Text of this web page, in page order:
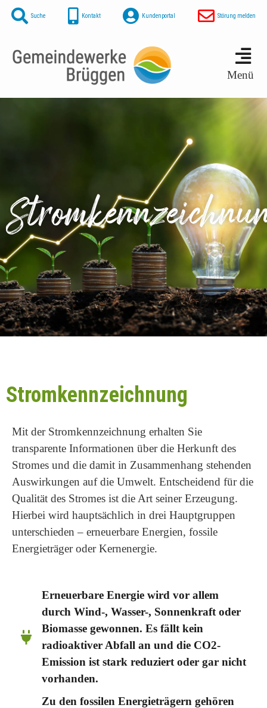
Suche Kontakt Kundenportal Störung melden
Menü
Stromkennzeichnung
Mit der Stromkennzeichnung erhalten Sie
transparente Informationen über die Herkunft des
Stromes und die damit in Zusammenhang stehenden
Auswirkungen auf die Umwelt. Entscheidend für die
Qualität des Stromes ist die Art seiner Erzeugung.
Hierbei wird hauptsächlich in drei Hauptgruppen
unterschieden – erneuerbare Energien, fossile
Energieträger oder Kernenergie.
Erneuerbare Energie wird vor allem
durch Wind-, Wasser-, Sonnenkraft oder
Biomasse gewonnen. Es fällt kein
radioaktiver Abfall an und die CO2-
Emission ist stark reduziert oder gar nicht
vorhanden.
Zu den fossilen Energieträgern gehören